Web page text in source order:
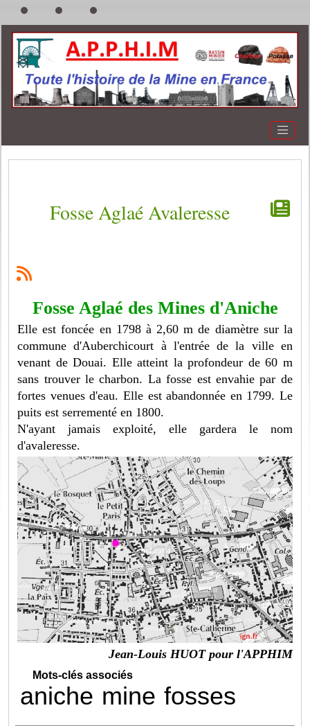
Fosse Aglaé Avaleresse
Fosse Aglaé des Mines d'Aniche
Elle est foncée en 1798 à 2,60 m de diamètre sur la
commune d'Auberchicourt à l'entrée de la ville en
venant de Douai. Elle atteint la profondeur de 60 m
sans trouver le charbon. La fosse est envahie par de
fortes venues d'eau. Elle est abandonnée en 1799. Le
puits est serrementé en 1800.
N'ayant jamais exploité, elle gardera le nom
d'avaleresse.
Jean-Louis HUOT pour l'APPHIM
Mots-clés associés
aniche mine fosses